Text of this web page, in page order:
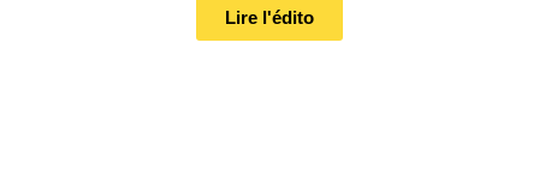
Lire l'édito